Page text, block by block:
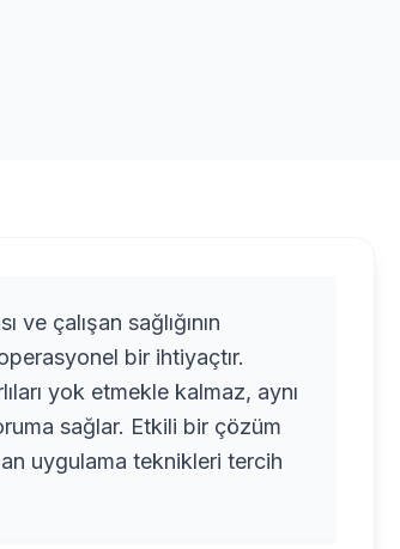
ve çalışan sağlığının
bir ihtiyaçtır.
yok etmekle kalmaz, aynı
sağlar. Etkili bir çözüm
uygulama teknikleri tercih